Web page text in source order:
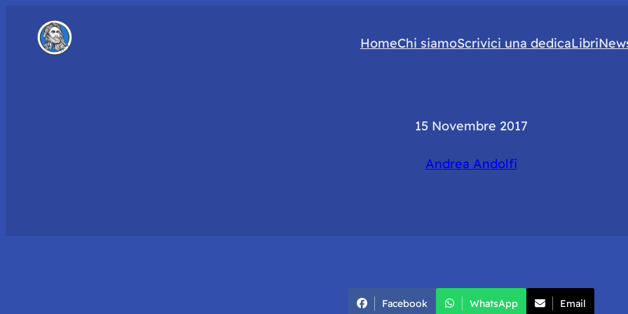
HomeChi siamoScrivici una dedicaLibri
15 Novembre 2017
Andrea Andolfi
Facebook WhatsApp Email